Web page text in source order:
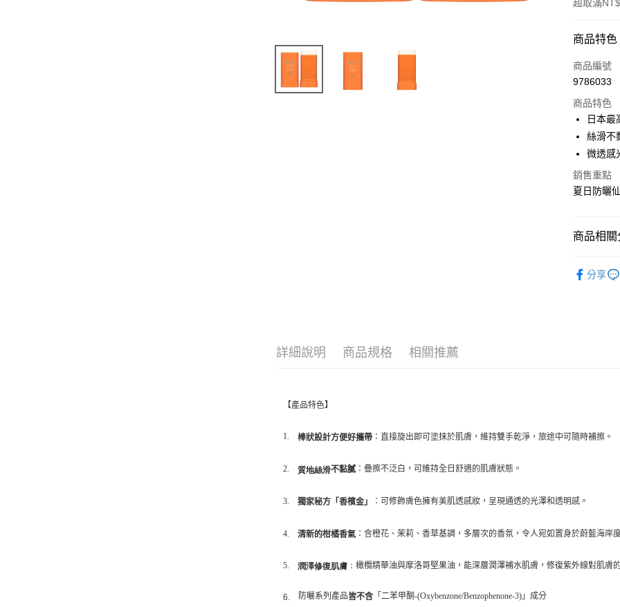
超取滿
付款方式
信用卡一
3 期
合作金
華南商
國泰世
臺灣中
元大商
台灣樂
LINE Pay
街口支付
每筆
商品特色
商品編號
9786033
商品特色
日本最
絲滑不
微透感
銷售重點
夏日防曬
商品相關
分享
詳細說明 商品規格 相關推薦
【產品特色】
1. 棒狀設計方便好攜帶 ：直接旋出即可塗抹於肌膚，維持雙手乾淨，旅途中可隨時補擦。
2. 質地絲滑不黏膩 ：疊擦不泛白，可維持全日舒適的肌膚狀態。
3. 獨家秘方「香檳金」 ：可修飾膚色擁有美肌透感妝，呈現通透的光澤和透明感。
4. 清新的柑橘香氣 ：含橙花、茉莉、香草基調，多層次的香氛，令人宛如置身於蔚藍海岸
5. 潤澤修復肌膚 ：橄欖精華油與摩洛哥堅果油，能深層潤澤補水肌膚，修復紫外線對肌膚
6. 防曬系列產品皆不含 「二苯甲酮-(Oxybenzone/Benzophenone-3)」成分